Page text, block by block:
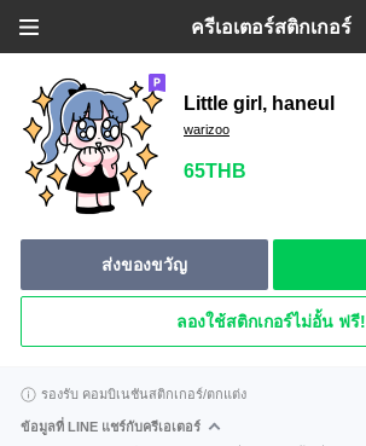
ครีเอเตอร์สติกเกอร์
Little girl, haneul
warizoo
65THB
ส่งของขวัญ
ลองใช้สติกเกอร์ไม่อั้น ฟรี!
รองรับ คอมบิเนชันสติกเกอร์/ตกแต่ง
ข้อมูลที่ LINE แชร์กับครีเอเตอร์